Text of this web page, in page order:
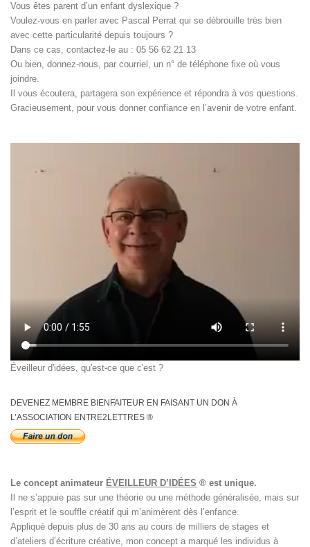
Vous êtes parent d’un enfant dyslexique ?
Voulez-vous en parler avec Pascal Perrat qui se débrouille très bien
avec cette particularité depuis toujours ?
Dans ce cas, contactez-le au : 05 56 62 21 13
Ou bien, donnez-nous, par courriel, un n° de téléphone fixe où vous
joindre.
Il vous écoutera, partagera son expérience et répondra à vos questions.
Gracieusement, pour vous donner confiance en l’avenir de votre enfant.
Éveilleur d'idées, qu'est-ce que c'est ?
DEVENEZ MEMBRE BIENFAITEUR EN FAISANT UN DON À
L’ASSOCIATION ENTRE2LETTRES ®
Le concept animateur ÉVEILLEUR D’IDÉES ® est unique.
Il ne s’appuie pas sur une théorie ou une méthode généralisée, mais sur
l’esprit et le souffle créatif qui m’animèrent dès l’enfance.
Appliqué depuis plus de 30 ans au cours de milliers de stages et
d’ateliers d’écriture créative, mon concept a marqué les individus à